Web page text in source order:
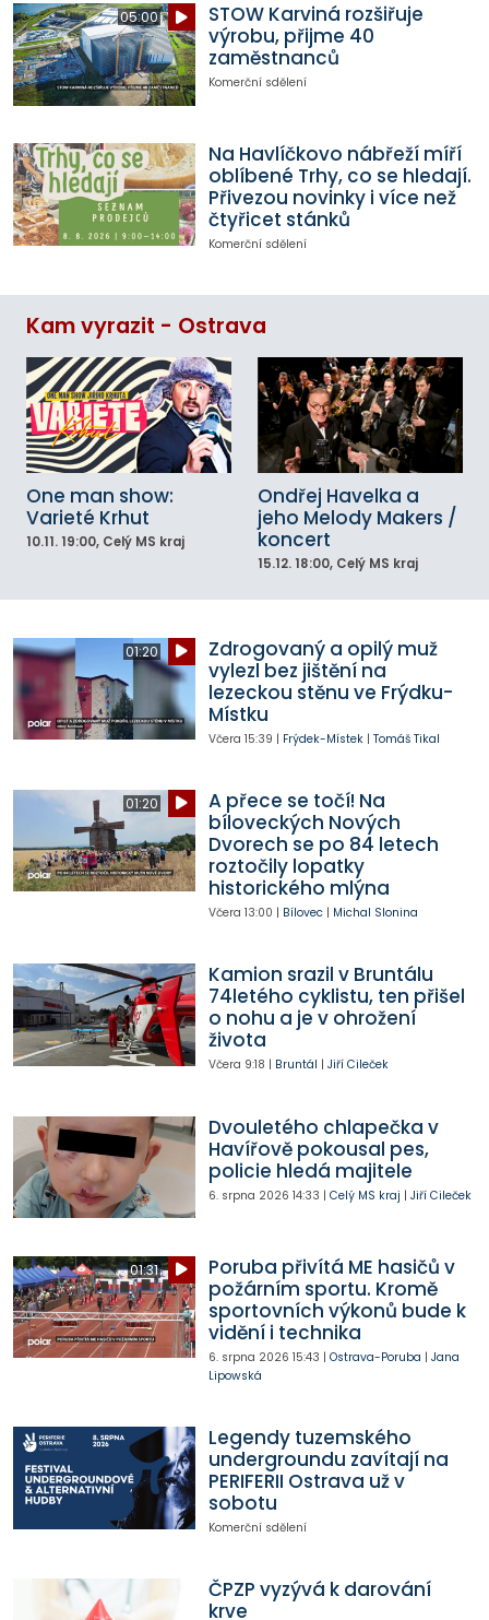
05:00
STOW Karviná rozšiřuje
výrobu, přijme 40
zaměstnanců
Komerční sdělení
Na Havlíčkovo nábřeží míří
oblíbené Trhy, co se hledají.
Přivezou novinky i více než
čtyřicet stánků
Komerční sdělení
Kam vyrazit - Ostrava
One man show:
Varieté Krhut
10.11. 19:00, Celý MS kraj
Ondřej Havelka a
jeho Melody Makers /
koncert
15.12. 18:00, Celý MS kraj
01:20
Zdrogovaný a opilý muž
vylezl bez jištění na
lezeckou stěnu ve Frýdku-
Místku
Včera 15:39 | Frýdek-Místek| Tomáš Tikal
01:20
A přece se točí! Na
bíloveckých Nových
Dvorech se po 84 letech
roztočily lopatky
historického mlýna
Včera 13:00 | Bílovec| Michal Slonina
Kamion srazil v Bruntálu
74letého cyklistu, ten přišel
o nohu a je v ohrožení
života
Včera 9:18 | Bruntál | Jiří Cileček
Dvouletého chlapečka v
Havířově pokousal pes,
policie hledá majitele
6. srpna 2026 14:33 | Celý MS kraj | Jiří Cileček
01:31
Poruba přivítá ME hasičů v
požárním sportu. Kromě
sportovních výkonů bude k
vidění i technika
6. srpna 2026 15:43 | Ostrava-Poruba | Jana
Lipowská
Legendy tuzemského
undergroundu zavítají na
PERIFERII Ostrava už v
sobotu
Komerční sdělení
ČPZP vyzývá k darování
krve